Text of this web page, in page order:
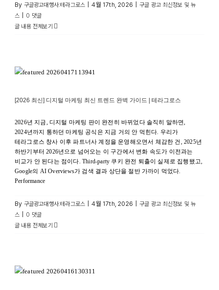
By 구글광고대행사:테라그로스 4월 17th, 2026
구글 광고 최신정보 및 뉴
스
0 댓글
글 내용 전체보기
[2026 최신] 디지털 마케팅 최신 트렌드 완벽 가이드 | 테라그로스
2026년 지금, 디지털 마케팅 판이 완전히 바뀌었다 솔직히 말하면,
2024년까지 통하던 마케팅 공식은 지금 거의 안 먹힌다. 우리가
테라그로스 창사 이후 파트너사 계정을 운영해오면서 체감한 건, 2025년
하반기부터 2026년으로 넘어오는 이 구간에서 변화 속도가 이전과는
비교가 안 된다는 점이다. Third-party 쿠키 완전 퇴출이 실제로 집행됐고,
Google의 AI Overviews가 검색 결과 상단을 절반 가까이 먹었다.
Performance
By 구글광고대행사:테라그로스 4월 17th, 2026
구글 광고 최신정보 및 뉴
스
0 댓글
글 내용 전체보기